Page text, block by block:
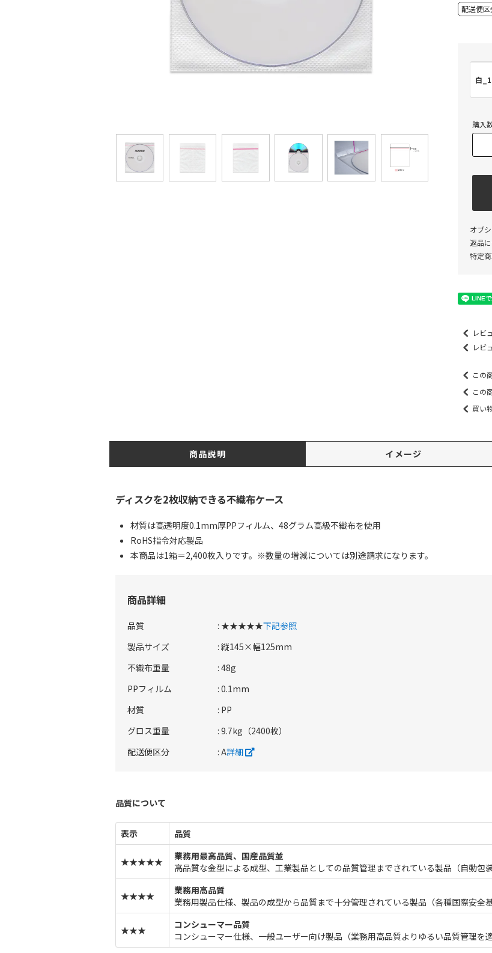
配送便区
白
購入
オプ
返品
特定
レビ
レビ
この
この
買い
商品説明 イメージ
ディスクを2枚収納できる不織布ケース
材質は高透明度0.1mm厚PPフィルム、48グラム高級不織布を使用
RoHS指令対応製品
本商品は1箱＝2,400枚入りです。※数量の増減については別途請求になります。
商品詳細
品質 : ★★★★★下記参照
製品サイズ
: 縦145×幅125mm
不織布重量
: 48g
PPフィルム
: 0.1mm
材質
: PP
グロス重量
: 9.7kg（2400枚）
配送便区分
: A詳細
品質について
表示 品質
★★★★★
業務用最高品質、国産品質並
高品質な金型による成型、工業製品としての品質管理までされている製品（自動包
★★★★
業務用高品質
業務用製品仕様、製品の成型から品質まで十分管理されている製品（各種国際安全
★★★
コンシューマー品質
コンシューマー仕様、一般ユーザー向け製品（業務用高品質よりゆるい品質管理を適